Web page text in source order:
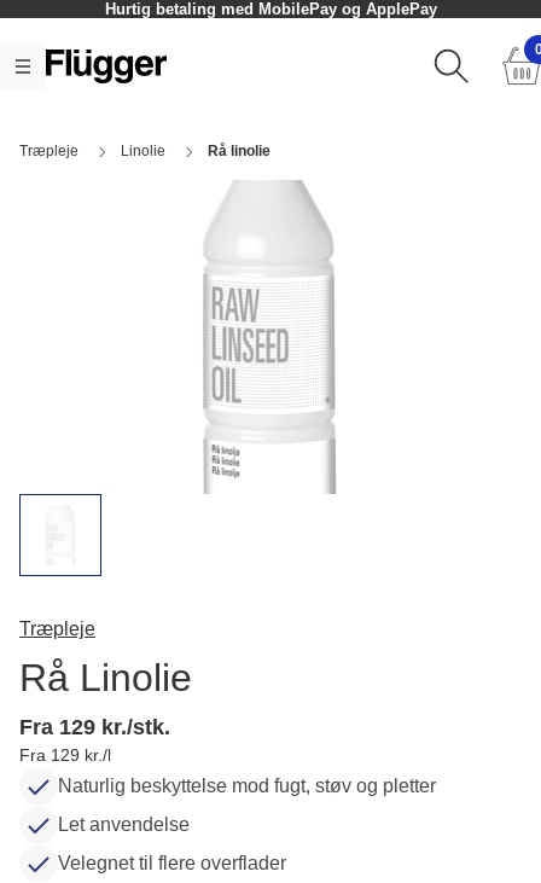
Hurtig betaling med MobilePay og ApplePay
Træpleje Linolie Rå linolie
Træpleje
Rå Linolie
Fra 129 kr./stk.
Fra 129 kr./l
Naturlig beskyttelse mod fugt, støv og pletter
Let anvendelse
Velegnet til flere overflader